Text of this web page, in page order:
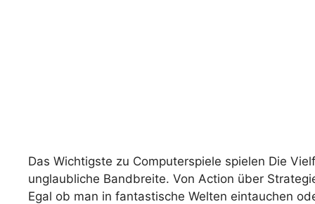
Das Wichtigste zu Computerspiele spielen Die
unglaubliche Bandbreite. Von Action über
Egal ob man in fantastische Welten eintauchen